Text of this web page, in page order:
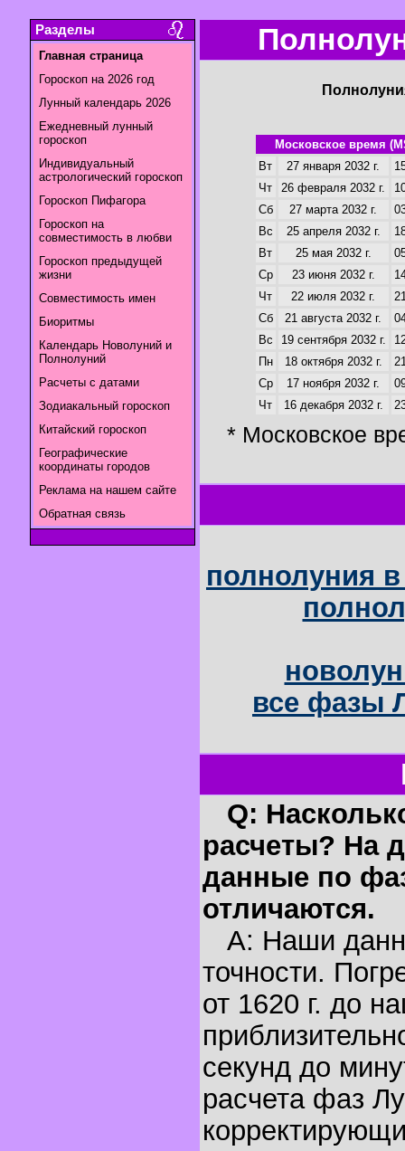
Разделы
Главная страница
Гороскоп на 2026 год
Лунный календарь 2026
Ежедневный лунный
гороскоп
Индивидуальный
астрологический гороскоп
Гороскоп Пифагора
Гороскоп на
совместимость в любви
Гороскоп предыдущей
жизни
Совместимость имен
Биоритмы
Календарь Новолуний и
Полнолуний
Расчеты с датами
Зодиакальный гороскоп
Китайский гороскоп
Географические
координаты городов
Реклама на нашем сайте
Обратная связь
Московское время
Вт
27 января 2032 г.
Чт
26 февраля 2032 г.
Сб
27 марта 2032 г.
Вс
25 апреля 2032 г.
Вт
25 мая 2032 г.
Ср
23 июня 2032 г.
Чт
22 июля 2032 г.
Сб
21 августа 2032 г.
Вс
19 сентября 2032 г.
Пн
18 октября 2032 г.
Ср
17 ноября 2032 г.
Чт
16 декабря 2032 г.
* Московское
полнолуния в
все фазы
Q:
расчеты? На
данные по
отличаются.
A: Наши
точности.
от 1620 г. до
секунд до
расчета фаз